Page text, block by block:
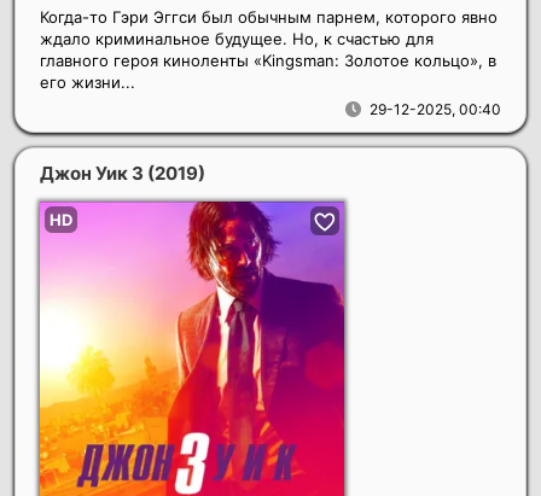
29-12-2025, 00:40
Когда-то Гэри Эггси был обычным парнем, которого явно
ждало криминальное будущее. Но, к счастью для
главного героя киноленты «Kingsman: Золотое кольцо», в
его жизни...
Джон Уик 3 (2019)